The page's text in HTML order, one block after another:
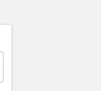
ロールスロイス ゴース
905